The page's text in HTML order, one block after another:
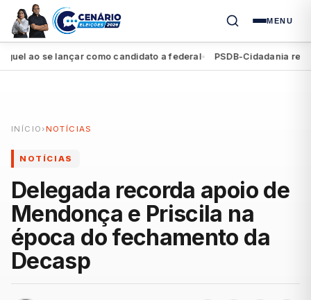
MENU
ao se lançar como candidato a federal● PSDB-Cidadania registra
INÍCIO ›NOTÍCIAS
NOTÍCIAS
Delegada recorda apoio de
Mendonça e Priscila na
época do fechamento da
Decasp